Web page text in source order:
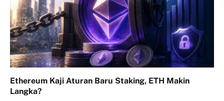
Ethereum Kaji Aturan Baru Staking, ETH Makin
Langka?